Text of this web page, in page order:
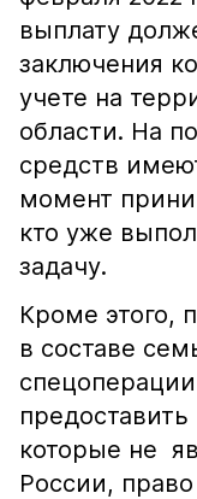
выплату
заключения
учете на
области. На
средств
момент
кто уже
задачу.
Кроме этого,
в составе
которые не
России,